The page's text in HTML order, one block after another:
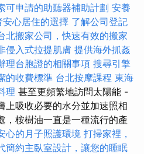
可申請的助聽器補助計劃 安養
心居住的選擇 了解公司登記
北搬家公司，快速有效的搬家
侵入式拉提肌膚 提供海外抓姦
理台胞證的相關事項 搜尋引擎
的收費標準 台北按摩課程 東海
理 甚至更頻繁地訪問太陽能 -
上吸收必要的水分並加速照相
，桉樹油一直是一種流行的產
心的月子照護環境 打掃家裡，
簡約主臥室設計，讓您的睡眠